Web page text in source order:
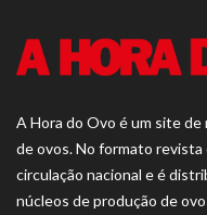
A Hora do Ovo é um site
de ovos. No formato revista
circulação nacional e é
núcleos de produção de